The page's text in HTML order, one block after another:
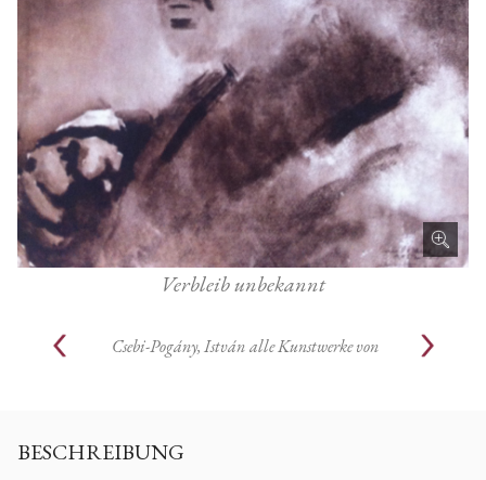
Verbleib unbekannt
Csebi-Pogány, Istvánalle Kunstwerke von
BESCHREIBUNG